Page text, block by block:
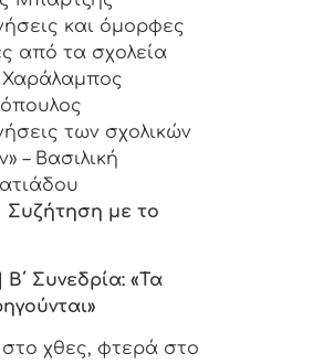
και όμορφες
από τα σχολεία
Χαράλαμπος
των σχολικών
– Βασιλική
| Συζήτηση με το
| Β΄ Συνεδρία: «Τα
στο χθες, φτερά στο